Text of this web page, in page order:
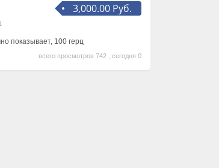
3,000.00 Руб.
показывает, 100 герц
всего просмотров 742 , сегодня 0